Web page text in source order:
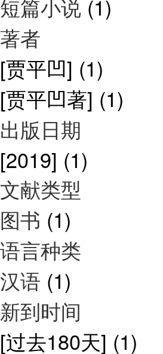
短篇小说 (1)
著者
[贾平凹] (1)
[贾平凹著] (1)
出版日期
[2019] (1)
文献类型
图书 (1)
语言种类
汉语 (1)
新到时间
[过去180天] (1)